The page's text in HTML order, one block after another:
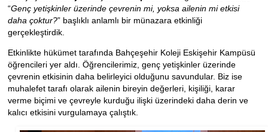
“Genç yetişkinler üzerinde çevrenin mi, yoksa ailenin mi etkisi
daha çoktur?” başlıklı anlamlı bir münazara etkinliği
gerçekleştirdik.
Etkinlikte hükümet tarafında Bahçeşehir Koleji Eskişehir Kampüsü
öğrencileri yer aldı. Öğrencilerimiz, genç yetişkinler üzerinde
çevrenin etkisinin daha belirleyici olduğunu savundular. Biz ise
muhalefet tarafı olarak ailenin bireyin değerleri, kişiliği, karar
verme biçimi ve çevreyle kurduğu ilişki üzerindeki daha derin ve
kalıcı etkisini vurgulamaya çalıştık.